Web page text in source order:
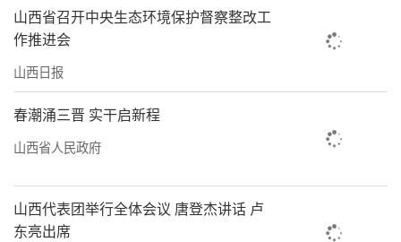
山西省召开中央生态环境保护督察整改工
作推进会
山西日报
春潮涌三晋 实干启新程
山西省人民政府
山西代表团举行全体会议 唐登杰讲话 卢
东亮出席